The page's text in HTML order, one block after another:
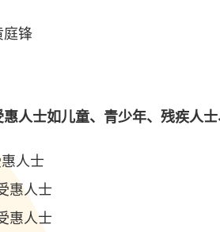
庭锋
人士如儿童、青少年、残疾人
人士
惠人士
惠人士